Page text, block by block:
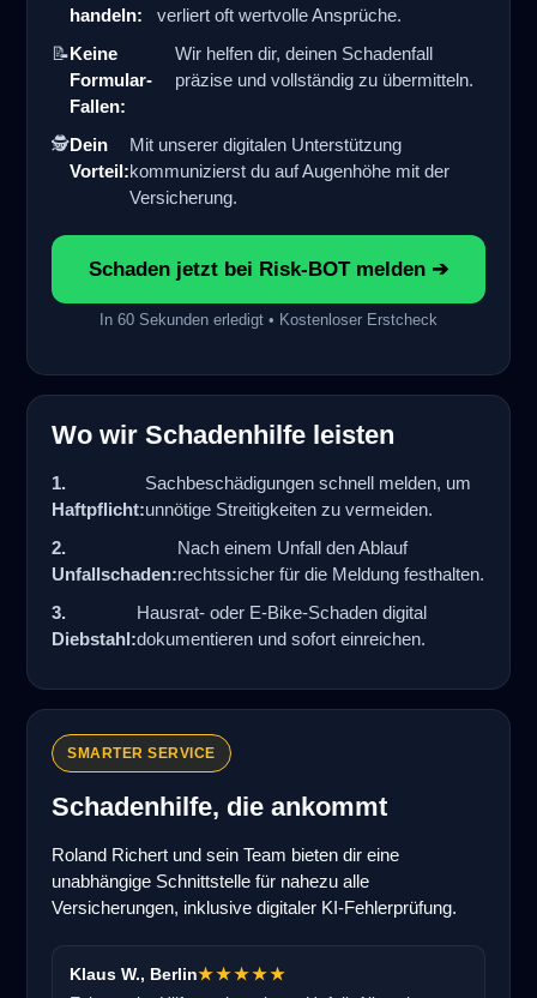
handeln:
verliert oft wertvolle Ansprüche.
📝Keine
Formular-
Fallen:
Wir helfen dir, deinen Schadenfall
präzise und vollständig zu übermitteln.
🕵️Dein
Vorteil:
Mit unserer digitalen Unterstützung
kommunizierst du auf Augenhöhe mit der
Versicherung.
Schaden jetzt bei Risk-BOT melden ➔
In 60 Sekunden erledigt • Kostenloser Erstcheck
Wo wir Schadenhilfe leisten
1.
Haftpflicht:
Sachbeschädigungen schnell melden, um
unnötige Streitigkeiten zu vermeiden.
2.
Unfallschaden:
Nach einem Unfall den Ablauf
rechtssicher für die Meldung festhalten.
3.
Diebstahl:
Hausrat- oder E-Bike-Schaden digital
dokumentieren und sofort einreichen.
SMARTER SERVICE
Schadenhilfe, die ankommt
Roland Richert und sein Team bieten dir eine
unabhängige Schnittstelle für nahezu alle
Versicherungen, inklusive digitaler KI-Fehlerprüfung.
Klaus W., Berlin★★★★★